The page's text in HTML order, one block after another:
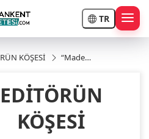
TR
KÖŞESİ
“Madem”
Mi
Dediniz?
EDİTÖRÜN
KÖŞESİ